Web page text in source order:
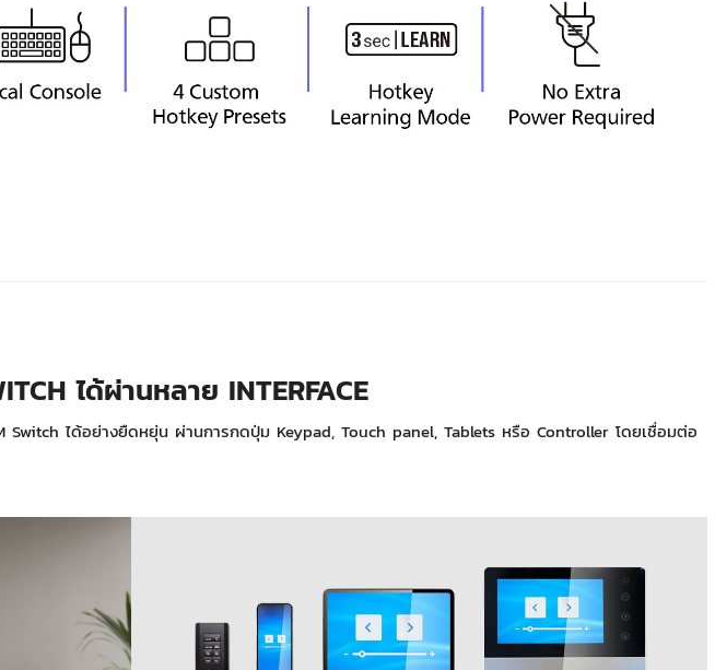
ได้ผ่านหลาย INTERFACE
Switch ได้อย่างยืดหยุ่น ผ่านการกดปุ่ม Keypad, Touch panel, Tablets หรือ Controller โดยเชื่อมต่อ